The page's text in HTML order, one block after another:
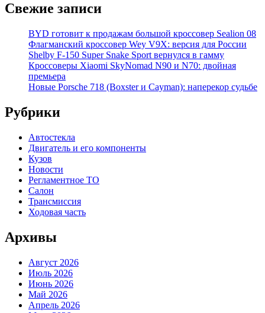
Свежие записи
BYD готовит к продажам большой кроссовер Sealion 08
Флагманский кроссовер Wey V9X: версия для России
Shelby F-150 Super Snake Sport вернулся в гамму
Кроссоверы Xiaomi SkyNomad N90 и N70: двойная
премьера
Новые Porsche 718 (Boxster и Cayman): наперекор судьбе
Рубрики
Автостекла
Двигатель и его компоненты
Кузов
Новости
Регламентное ТО
Салон
Трансмиссия
Ходовая часть
Архивы
Август 2026
Июль 2026
Июнь 2026
Май 2026
Апрель 2026